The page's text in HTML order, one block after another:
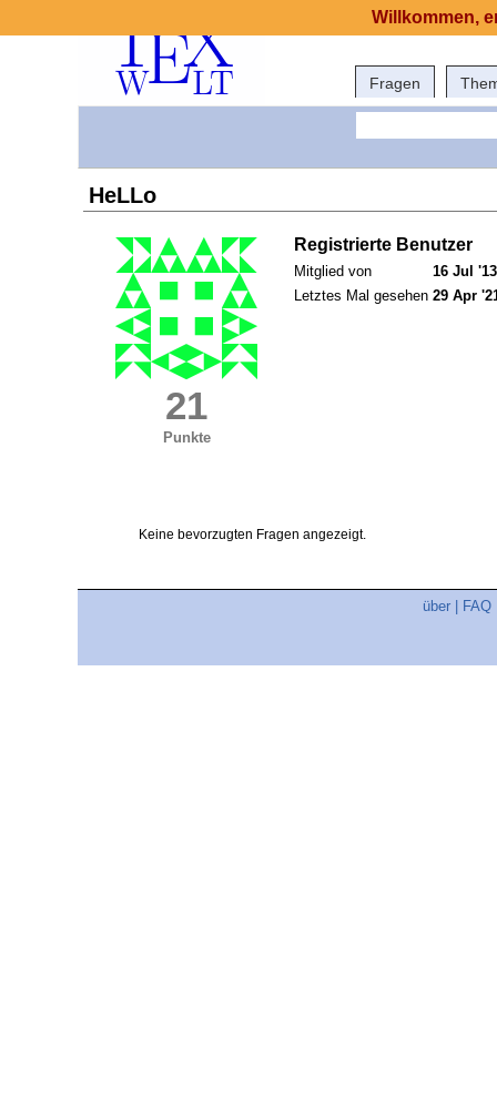
Fragen
HeLLo
21
Punkte
Registrierte Benutzer
Mitglied von
16 Jul
Letztes Mal gesehen 29 Apr
Keine bevorzugten Fragen angezeigt.
über FAQ
Willkommen,